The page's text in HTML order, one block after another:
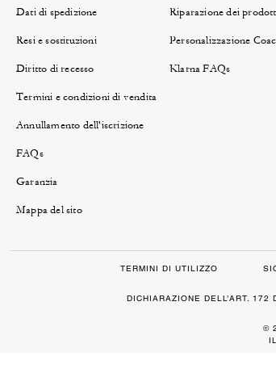
Dati di spedizione
Resi e sostituzioni
Diritto di recesso
Termini e condizioni di vendita
Annullamento dell'iscrizione
FAQs
Garanzia
Mappa del sito
Riparazione dei
Personalizzazione
Klarna FAQs
TERMINI DI UTILIZZO
DICHIARAZIONE DELL’ART.
©